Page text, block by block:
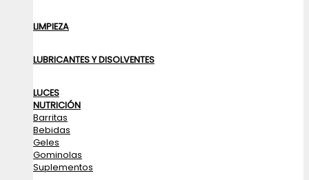
LIMPIEZA
LUBRICANTES Y DISOLVENTES
LUCES
NUTRICIÓN
Barritas
Bebidas
Geles
Gominolas
Suplementos